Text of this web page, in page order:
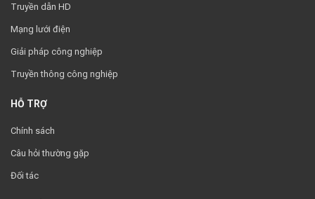
Truyền dẫn HD
Mạng lưới điện
Giải pháp công nghiệp
Truyền thông công nghiệp
HỖ TRỢ
Chính sách
Câu hỏi thường gặp
Đối tác